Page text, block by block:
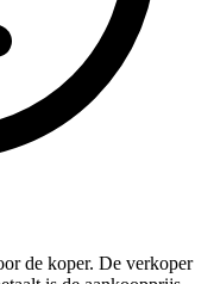
de koper. De verkoper